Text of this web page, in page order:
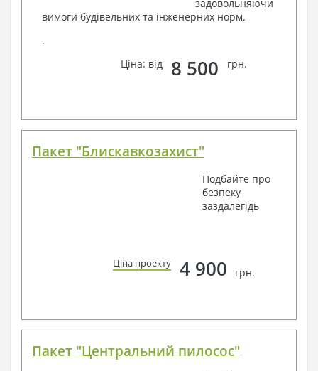
задовольняючи
вимоги будівельних та інженерних норм.
.
Ціна: від
8 500 грн.
Пакет "Блискавкозахист"
Подбайте про
безпеку
заздалегідь
Ціна проекту 4 900 грн.
Пакет "Центральний пилосос"